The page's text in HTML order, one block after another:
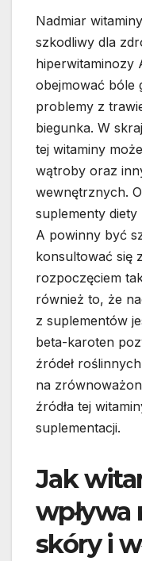
Nadmiar
szkodliwy dla
hiperwitaminozy
obejmować bóle
problemy z
biegunka. W
tej witaminy
wątroby oraz
wewnętrznych.
suplementy
A powinny być
konsultować się
rozpoczęciem
również to, że
z suplementów
beta-karoten
źródeł
na
źródła tej
suplementacji.
Jak
wpływa
skóry i